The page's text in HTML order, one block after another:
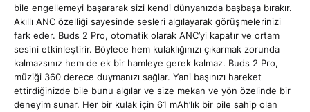
bile engellemeyi başararak sizi kendi dünyanızda başbaşa bırakır.
Akıllı ANC özelliği sayesinde sesleri algılayarak görüşmelerinizi
fark eder. Buds 2 Pro, otomatik olarak ANC’yi kapatır ve ortam
sesini etkinleştirir. Böylece hem kulaklığınızı çıkarmak zorunda
kalmazsınız hem de ek bir hamleye gerek kalmaz. Buds 2 Pro,
müziği 360 derece duymanızı sağlar. Yani başınızı hareket
ettirdiğinizde bile bunu algılar ve size mekan ve yön özelinde bir
deneyim sunar. Her bir kulak için 61 mAh’lık bir pile sahip olan